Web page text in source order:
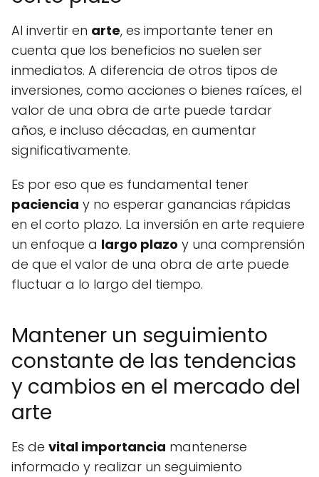
Al invertir en arte, es importante tener en
cuenta que los beneficios no suelen ser
inmediatos. A diferencia de otros tipos de
inversiones, como acciones o bienes raíces, el
valor de una obra de arte puede tardar
años, e incluso décadas, en aumentar
significativamente.
Es por eso que es fundamental tener
paciencia y no esperar ganancias rápidas
en el corto plazo. La inversión en arte requiere
un enfoque a largo plazo y una comprensión
de que el valor de una obra de arte puede
fluctuar a lo largo del tiempo.
Mantener un seguimiento
constante de las tendencias
y cambios en el mercado del
arte
Es de vital importancia mantenerse
informado y realizar un seguimiento